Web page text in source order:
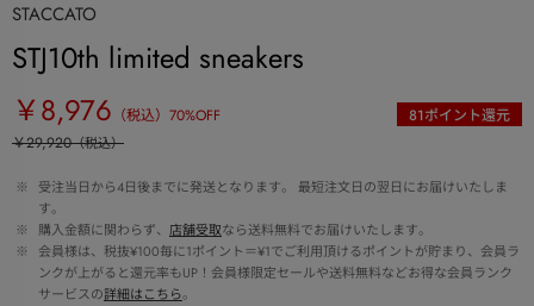
STACCATO
STJ10th limited sneakers
￥8,976 （税込） 70%OFF 81ポイント還元
￥29,920（税込）
※
受注当日から4日後までに発送となります。 最短注文日の翌日にお届けいたしま
す。
※
購入金額に関わらず、 店舗受取なら送料無料でお届けいたします。
※
会員様は、税抜¥100毎に1ポイント＝¥1でご利用頂けるポイントが貯まり、会員ラ
ンクが上がると還元率もUP！会員様限定セールや送料無料などお得な会員ランク
サービスの詳細はこちら。